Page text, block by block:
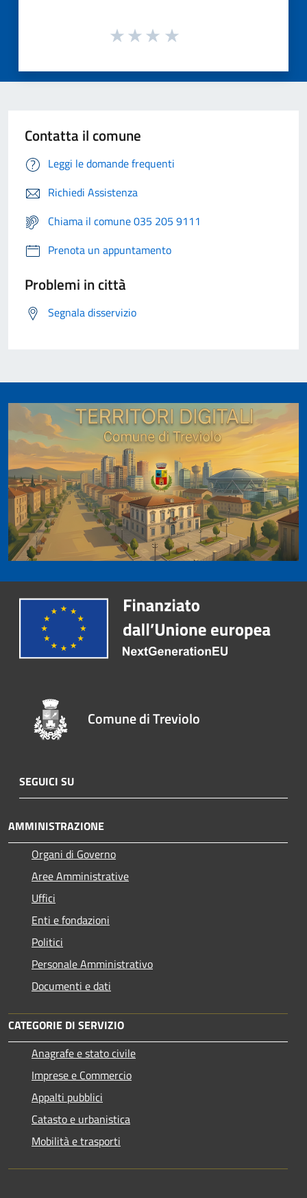
Contatta il comune
Leggi le domande frequenti
Richiedi Assistenza
Chiama il comune 035 205 9111
Prenota un appuntamento
Problemi in città
Segnala disservizio
Comune di Treviolo
SEGUICI SU
AMMINISTRAZIONE
Organi di Governo
Aree Amministrative
Uffici
Enti e fondazioni
Politici
Personale Amministrativo
Documenti e dati
CATEGORIE DI SERVIZIO
Anagrafe e stato civile
Imprese e Commercio
Appalti pubblici
Catasto e urbanistica
Mobilità e trasporti